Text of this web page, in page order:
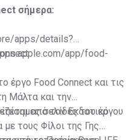
apps/details?
app/food-
έργο Food Connect και τις
Μάλτα και την
σελίδες του έργου
από τον Εκδοτικό
τους Φίλοι της Γης
την εταιρεία Base
ZERO και την εταιρεία
από το Πρόγραμμα LIFE
Έργου: 101148772). .